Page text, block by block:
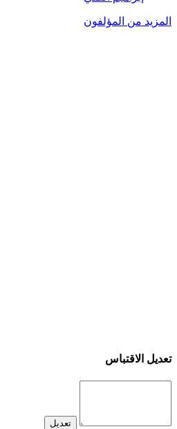
المزيد من المؤلفون
تعديل الاقتباس
تعديل